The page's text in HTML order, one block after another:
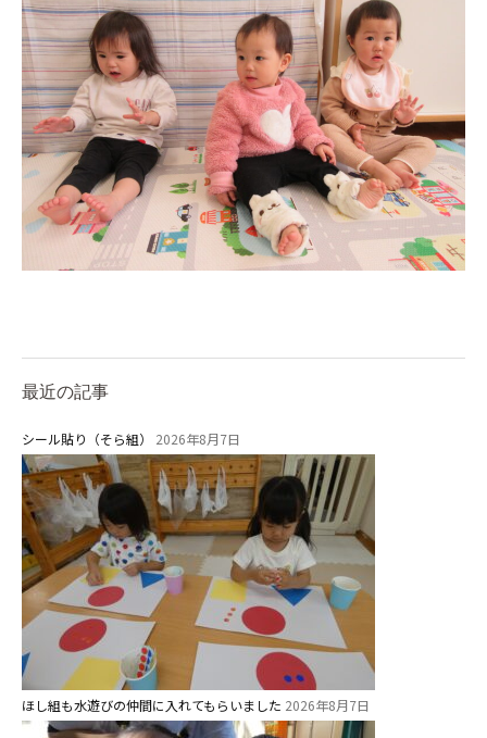
最近の記事
シール貼り（そら組） 2026年8月7日
ほし組も水遊びの仲間に入れてもらいました 2026年8月7日
園児募集要項
教職員募集
園のこと
園舎案内
安⼼・安全対策
理事長のことば
教育と保育
美⽊多幼稚園の理想
園の1⽇
年間⾏事
預かり保育［ヒラソル ]
美⽊多チコス
美⽊多チコスについて
美⽊多チコスブログ